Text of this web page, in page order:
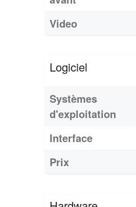
Video
Logiciel
Systèmes
d'exploitation
Interface
Prix